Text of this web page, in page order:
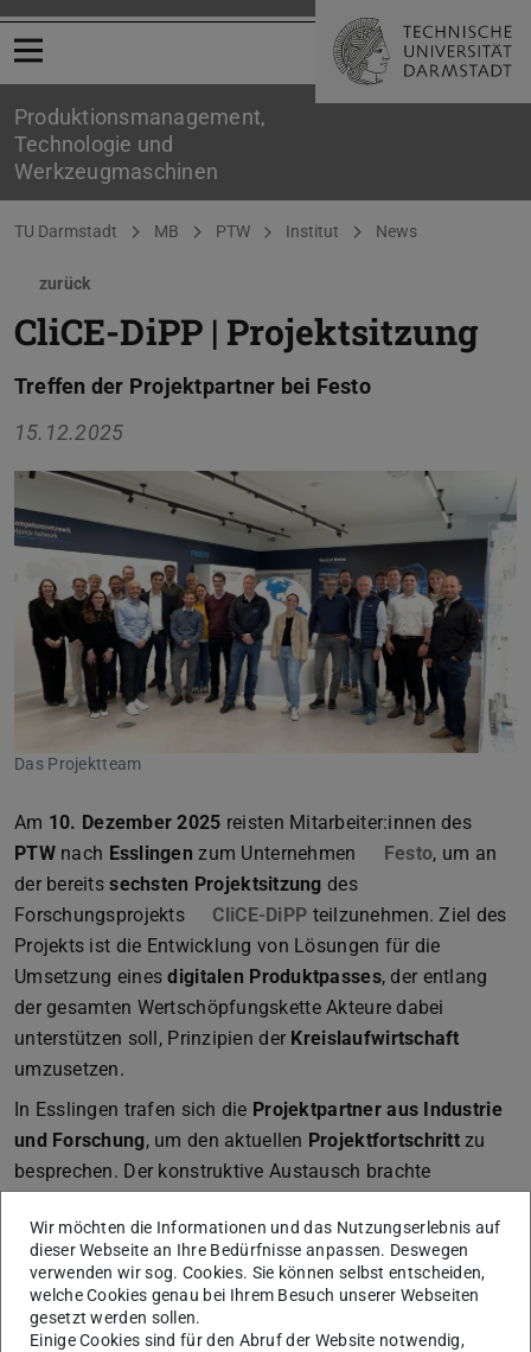
Menü öffnen
Produktionsmanagement,
Technologie und
Werkzeugmaschinen
Sie befinden sich hier:
TU Darmstadt MB PTW Institut News
zurück
CliCE-DiPP | Projektsitzung
Treffen der Projektpartner bei Festo
15.12.2025
Das Projektteam
Zurück
Am 10. Dezember 2025 reisten Mitarbeiter:innen des
PTWnach Esslingen zum Unternehmen Festo(wird in
, um an
der bereitssechsten Projektsitzung des
Forschungsprojekts
CliCE-DiPP teilzunehmen. Ziel des
Projekts ist die Entwicklung von Lösungen für die
Umsetzung einesdigitalen Produktpasses, der entlang
der gesamten Wertschöpfungskette Akteure dabei
unterstützen soll, Prinzipien der Kreislaufwirtschaft
umzusetzen.
In Esslingen trafen sich die Projektpartner aus Industrie
und Forschung, um den aktuellen Projektfortschrittzu
besprechen. Der konstruktive Austausch brachte
Treffen weiter ausgearbeitet werden sollen.
Am Nachmittag erhielten alle Teilnehmenden eine
Führungdurch dasFesto Experience Center , in dem
innovative und nachhaltige Anwendungen und
Wir möchten die Informationen und das Nutzungserlebnis auf
dieser Webseite an Ihre Bedürfnisse anpassen. Deswegen
verwenden wir sog. Cookies. Sie können selbst entscheiden,
welche Cookies genau bei Ihrem Besuch unserer Webseiten
gesetzt werden sollen.
Einige Cookies sind für den Abruf der Website notwendig,